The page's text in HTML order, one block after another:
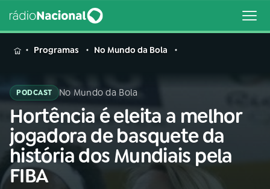
MENU
Buscar
na
Rádio
Nacional
Buscar
Programas No Mundo da Bola
PODCAST No Mundo da Bola
Hortência é eleita a melhor
jogadora de basquete da
história dos Mundiais pela
FIBA